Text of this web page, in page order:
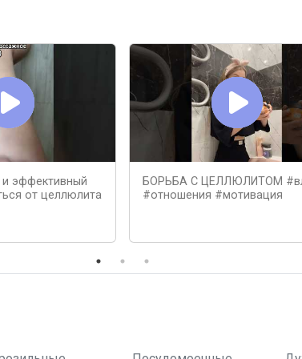
эффективный
от целлюлита
БОРЬБА С ЦЕЛЛЮЛИТОМ
#отношения #мотивация